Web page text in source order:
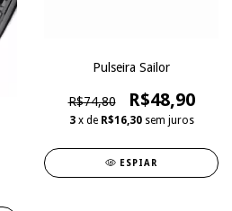
Pulseira Sailor
R$74,80 R$48,90
3 x de R$16,30 sem juros
ESPIAR